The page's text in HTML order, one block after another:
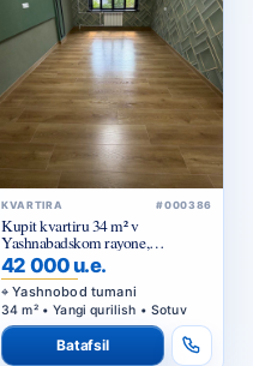
KVARTIRA #000386
Kupit kvartiru 34 m² v
Yashnabadskom rayone,
Asalobod-2 — kirpichnyy dom,
podkhodit pod ofis
42 000 u.e.
Yashnobod tumani
34 m² • Yangi qurilish • Sotuv
Batafsil